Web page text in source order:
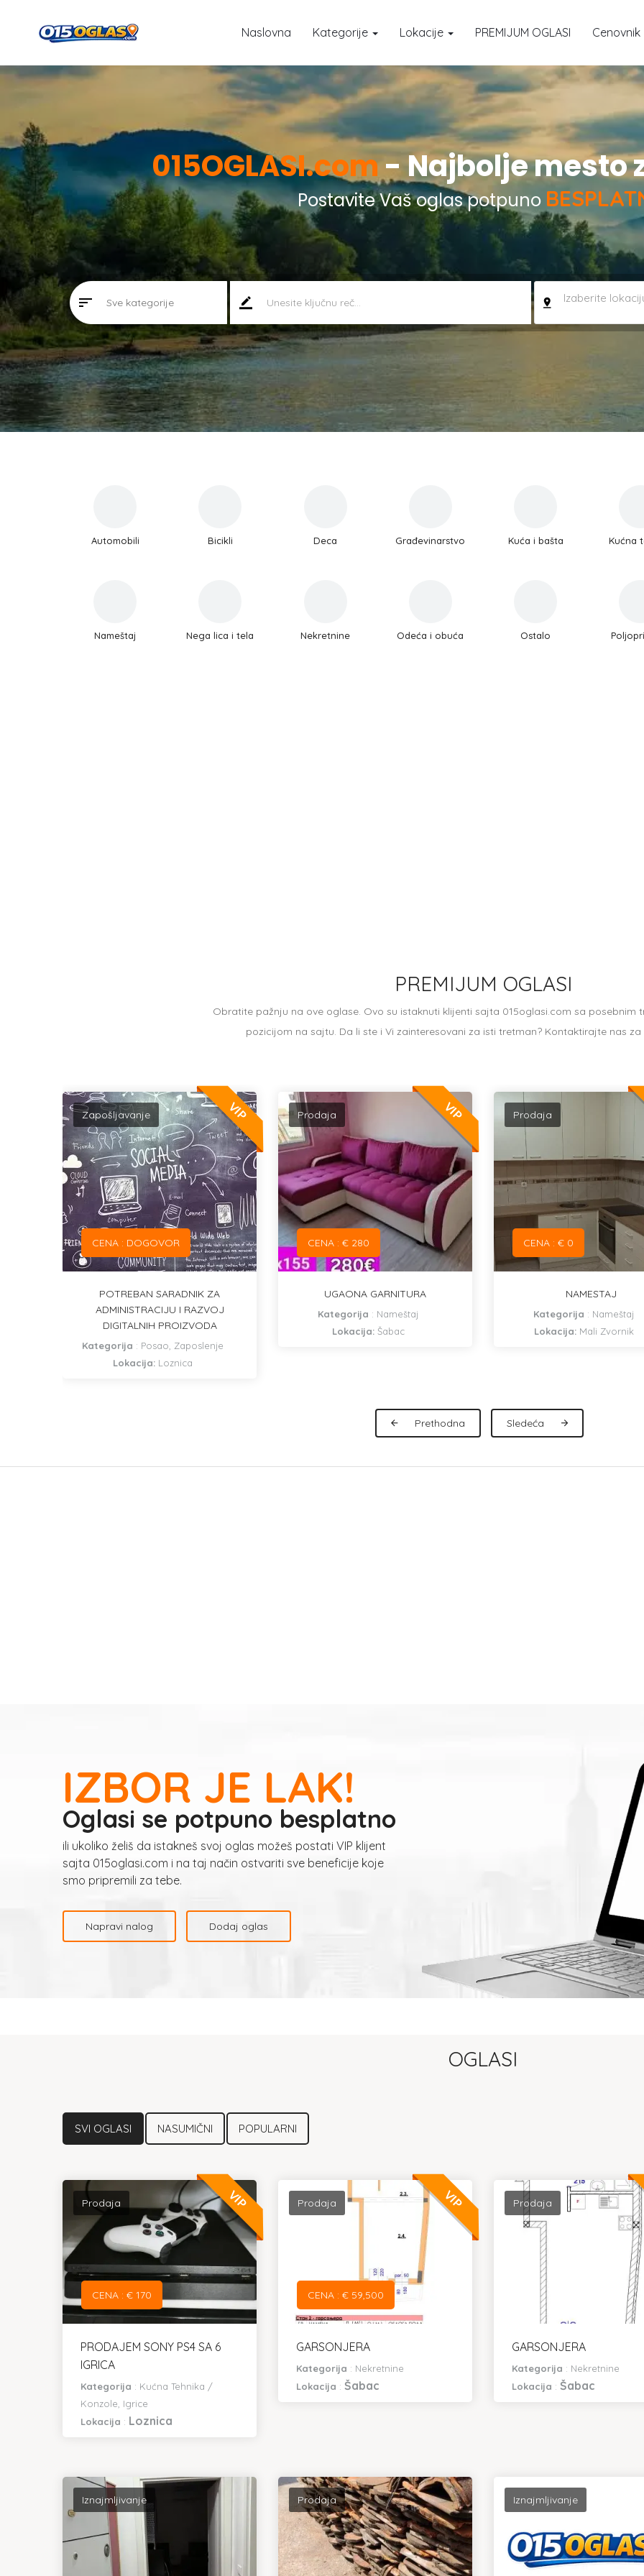
Naslovna Kategorije Lokacije PREMIJUM OGLASI Cenovnik
015OGLASI.com- Najbolje mesto
Postavite Vaš oglas potpuno
Izaberite
Automobili Bicikli Deca Građevinarstvo Kuća i bašta Kućna
Nameštaj Nega lica i tela Nekretnine Odeća i obuća Ostalo
PREMIJUM OGLASI
Obratite pažnju na ove oglase. Ovo su istaknuti klijenti sajta 015oglasi.com sa posebnim
pozicijom na sajtu. Da li ste i Vi zainteresovani za isti tretman? Kontaktirajte nas
VIP
CENA : DOGOVOR
Zapošljavanje
POTREBAN SARADNIK ZA
ADMINISTRACIJU I RAZVOJ
DIGITALNIH PROIZVODA
Kategorija : Posao, Zaposlenje
Lokacija: Loznica
VIP
CENA : € 280
Prodaja
UGAONA GARNITURA
Kategorija : Nameštaj
Lokacija: Šabac
CENA : € 0
Prodaja
NAMESTAJ
Kategorija : Nameštaj
Lokacija: Mali Zvornik
Prethodna Sledeća
IZBOR JE LAK!
Oglasi se potpuno besplatno
ili ukoliko želiš da istakneš svoj oglas možeš postati VIP klijent
sajta 015oglasi.com i na taj način ostvariti sve beneficije koje
smo pripremili za tebe.
Napravi nalog Dodaj oglas
OGLASI
SVI OGLASI NASUMIČNI POPULARNI
VIP
CENA : € 170
Prodaja
PRODAJEM SONY PS4 SA 6
IGRICA
Kategorija : Kućna Tehnika /
Konzole, Igrice
Lokacija : Loznica
VIP
CENA : € 59,500
Prodaja
GARSONJERA
Kategorija : Nekretnine
Lokacija : Šabac
Prodaja
GARSONJERA
Kategorija : Nekretnine
Lokacija : Šabac
Iznajmljivanje Prodaja Iznajmljivanje